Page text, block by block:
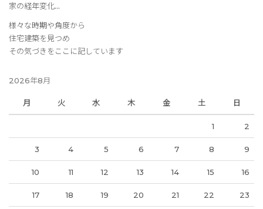
家の経年変化…
様々な時期や角度から
住宅建築を見つめ
その気づきをここに記しています
2026年8月
月 火 水 木 金 土 日
1 2
3 4 5 6 7 8 9
10 11 12 13 14 15 16
17 18 19 20 21 22 23